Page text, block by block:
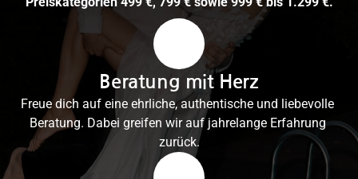
Beratung mit Herz
Freue dich auf eine ehrliche, authentische und liebevolle
Beratung. Dabei greifen wir auf jahrelange Erfahrung
zurück.